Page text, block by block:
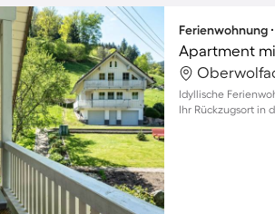
Ferienwohnung
Idyllische
Ihr Rückzugsort in